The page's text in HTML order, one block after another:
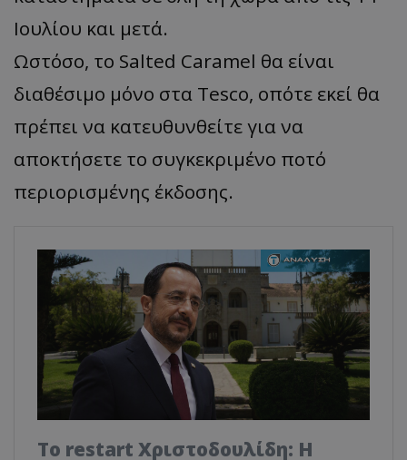
Ιουλίου και μετά.
Ωστόσο, το Salted Caramel θα είναι
διαθέσιμο μόνο στα Tesco, οπότε εκεί θα
πρέπει να κατευθυνθείτε για να
αποκτήσετε το συγκεκριμένο ποτό
περιορισμένης έκδοσης.
Το restart Χριστοδουλίδη: Η